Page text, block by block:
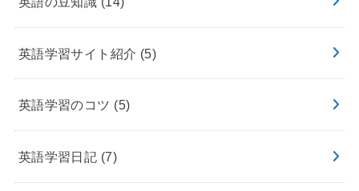
英語学習サイト紹介 (5)
英語学習のコツ (5)
英語学習日記 (7)